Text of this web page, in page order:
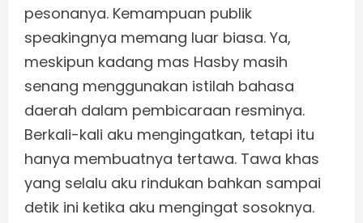
pesonanya. Kemampuan publik
speakingnya memang luar biasa. Ya,
meskipun kadang mas Hasby masih
senang menggunakan istilah bahasa
daerah dalam pembicaraan resminya.
Berkali-kali aku mengingatkan, tetapi itu
hanya membuatnya tertawa. Tawa khas
yang selalu aku rindukan bahkan sampai
detik ini ketika aku mengingat sosoknya.